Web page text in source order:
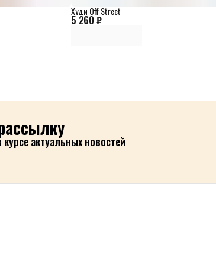
5 260 ₽
Худи Off Street
актуальных новостей